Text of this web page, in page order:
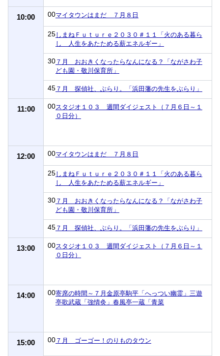
10:00 00マイタウンはまだ ７月８日
25しまねＦｕｔｕｒｅ２０３０＃１１「火のある暮ら
し 人生をあたためる薪エネルギー」
30 ７月 おおきくなったらなんになる？「ながさわ子
ども園・敬川保育所」
45 ７月 探偵社、ぶらり。「浜田藩の先生をぶらり」
11:00 00スタジオ１０３ 週間ダイジェスト（７月６日～１
０日分）
12:00 00マイタウンはまだ ７月８日
25しまねＦｕｔｕｒｅ２０３０＃１１「火のある暮ら
し 人生をあたためる薪エネルギー」
30 ７月 おおきくなったらなんになる？「ながさわ子
ども園・敬川保育所」
45 ７月 探偵社、ぶらり。「浜田藩の先生をぶらり」
13:00 00スタジオ１０３ 週間ダイジェスト（７月６日～１
０日分）
14:00 00寄席の時間～７月金原亭駒平「へっつい幽霊」三遊
亭歌武蔵「強情灸」春風亭一蔵「青菜
15:00 00 ７月 ゴーゴー！のりものタウン